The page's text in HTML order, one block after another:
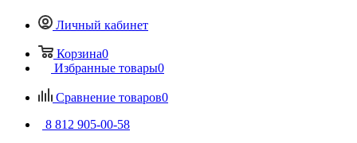
Личный кабинет
Корзина0
Избранные товары0
Сравнение товаров0
8 812 905-00-58